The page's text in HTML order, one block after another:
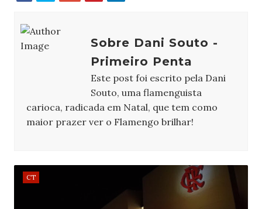
Sobre Dani Souto -
Primeiro Penta
Este post foi escrito pela Dani
Souto, uma flamenguista
carioca, radicada em Natal, que tem como
maior prazer ver o Flamengo brilhar!
CT